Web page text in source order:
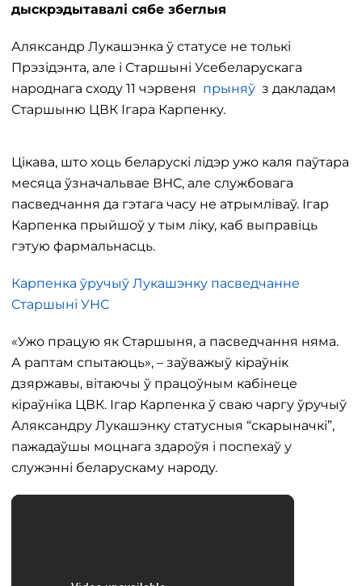
дыскрэдытавалі сябе збеглыя
Аляксандр Лукашэнка ў статусе не толькі
Прэзідэнта, але і Старшыні Усебеларускага
народнага сходу 11 чэрвеня прыняў з дакладам
Старшыню ЦВК Ігара Карпенку.
Цікава, што хоць беларускі лідэр ужо каля паўтара
месяца ўзначальвае ВНС, але службовага
пасведчання да гэтага часу не атрымліваў. Ігар
Карпенка прыйшоў у тым ліку, каб выправіць
гэтую фармальнасць.
Карпенка ўручыў Лукашэнку пасведчанне
Старшыні УНС
«Ужо працую як Старшыня, а пасведчання няма.
А раптам спытаюць», – заўважыў кіраўнік
дзяржавы, вітаючы ў працоўным кабінеце
кіраўніка ЦВК. Ігар Карпенка ў сваю чаргу ўручыў
Аляксандру Лукашэнку статусныя “скарыначкі”,
пажадаўшы моцнага здароўя і поспехаў у
служэнні беларускаму народу.